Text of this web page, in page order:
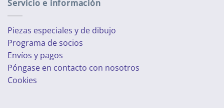
Servicio e información
Piezas especiales y de dibujo
Programa de socios
Envíos y pagos
Póngase en contacto con nosotros
Cookies